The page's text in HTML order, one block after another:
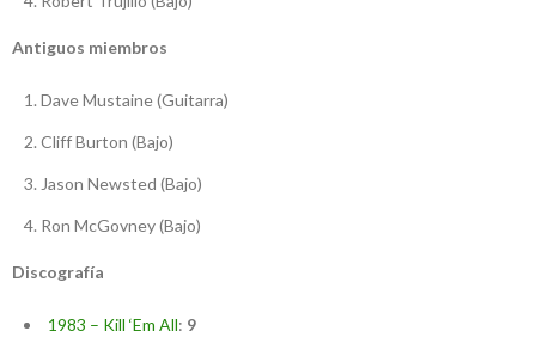
Antiguos miembros
Dave Mustaine (Guitarra)
Cliff Burton (Bajo)
Jason Newsted (Bajo)
Ron McGovney (Bajo)
Discografía
1983 – Kill ‘Em All: 9